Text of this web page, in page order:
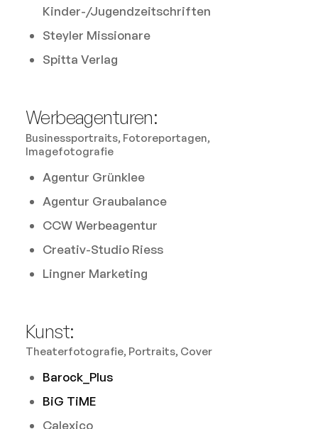
Kinder-/Jugendzeitschriften
Steyler Missionare
Spitta Verlag
Werbeagenturen:
Businessportraits, Fotoreportagen,
Imagefotografie
Agentur Grünklee
Agentur Graubalance
CCW Werbeagentur
Creativ-Studio Riess
Lingner Marketing
Kunst:
Theaterfotografie, Portraits, Cover
Barock_Plus
BiG TiME
Calexico